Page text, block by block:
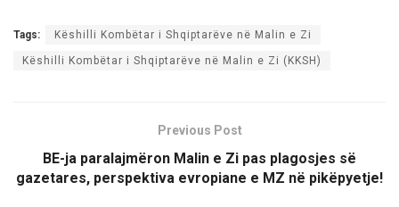
Tags: Këshilli Kombëtar i Shqiptarëve në Malin e Zi
Këshilli Kombëtar i Shqiptarëve në Malin e Zi (KKSH)
Previous Post
BE-ja paralajmëron Malin e Zi pas plagosjes së
gazetares, perspektiva evropiane e MZ në pikëpyetje!